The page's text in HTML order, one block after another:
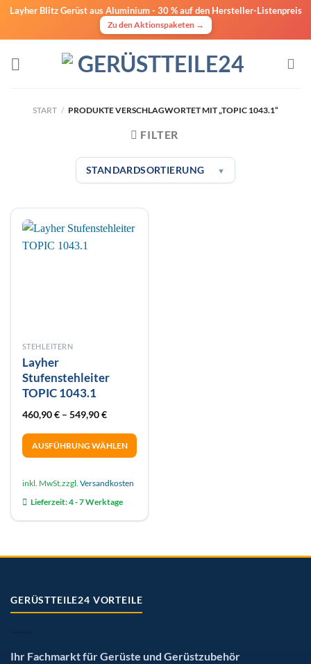
Layher Blitz Gerüst aus Aluminium - 30 % auf den Hersteller-Listenpreis
Zu den Aktionspaketen →
START / PRODUKTE VERSCHLAGWORTET MIT „TOPIC 1043.1“
FILTER
STANDARDSORTIERUNG ▼
STEHLEITERN
Layher
Stufenstehleiter
TOPIC 1043.1
460,90€– 549,90€
AUSFÜHRUNG WÄHLEN
Produkt
mehrere
Varianten
auf
der
werden
inkl. MwSt.zzgl. Versandkosten
Lieferzeit:4 - 7 Werktage
GERÜSTTEILE24 VORTEILE
Ihr Fachmarkt für Gerüste und Gerüstzubehör